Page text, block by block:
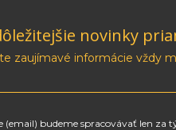
novinky
zaujímavé informácie vždy
(email) budeme spracovávať len